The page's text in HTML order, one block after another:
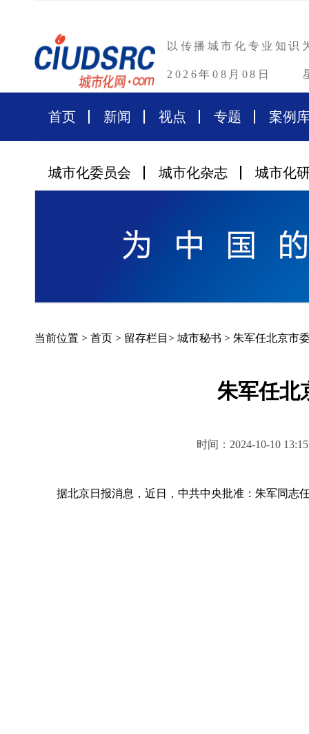
以传播城市化专业知识
2026年08月08日
首页 新闻 视点 专题 案例
城市化委员会 城市化杂志 城市化
当前位置 > 首页 > 留存栏目 > 城市秘书 > 朱军任北京市
朱军任北
时间：2024-10-10
据北京日报消息，近日，中共中央批准：朱军同志